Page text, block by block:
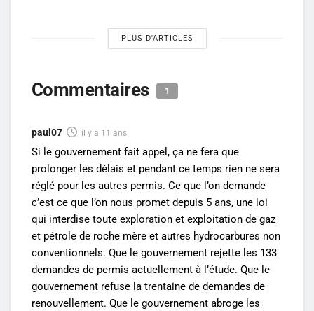
PLUS D'ARTICLES
Commentaires 1
paul07 il y a 11 ans
Si le gouvernement fait appel, ça ne fera que
prolonger les délais et pendant ce temps rien ne sera
réglé pour les autres permis. Ce que l’on demande
c’est ce que l’on nous promet depuis 5 ans, une loi
qui interdise toute exploration et exploitation de gaz
et pétrole de roche mère et autres hydrocarbures non
conventionnels. Que le gouvernement rejette les 133
demandes de permis actuellement à l’étude. Que le
gouvernement refuse la trentaine de demandes de
renouvellement. Que le gouvernement abroge les